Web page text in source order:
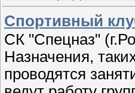
Спортивный
СК "Спецназ"
Назначения,
проводятся